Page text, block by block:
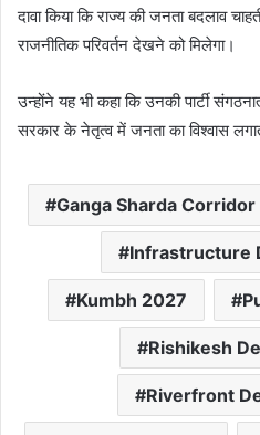
दावा किया कि राज्य की जनता बदलाव
राजनीतिक परिवर्तन देखने को मिलेगा।
उन्होंने यह भी कहा कि उनकी पार्टी
सरकार के नेतृत्व में जनता का विश्वास
Ganga Sharda Corridor
Infrastructure
Kumbh 2027
Rishikesh
Riverfront